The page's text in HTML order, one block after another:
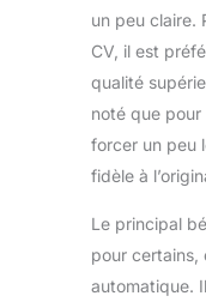
un peu claire.
CV, il est
qualité
noté que
forcer un peu
fidèle à
Le principal
pour certains,
automatique.